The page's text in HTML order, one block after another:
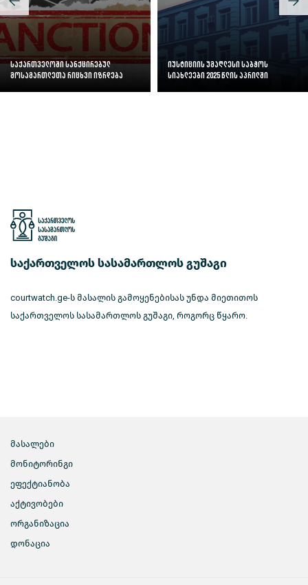
საქართველოში სანქცირებულ
მოსამართლეთა რიცხვი იზრდება
იუსტიციის უმაღლესი საბჭოს
სიახლეები 2025 წლის აპრილში
საქართველოს სასამართლოს გუშაგი
courtwatch.ge-ს მასალის გამოყენებისას უნდა მიეთითოს
საქართველოს სასამართლოს გუშაგი, როგორც წყარო.
მასალები
მონიტორინგი
ეფექტიანობა
აქტივობები
ორგანიზაცია
დონაცია